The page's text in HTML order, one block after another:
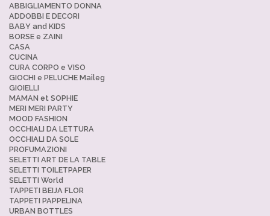
ABBIGLIAMENTO DONNA
ADDOBBI E DECORI
BABY and KIDS
BORSE e ZAINI
CASA
CUCINA
CURA CORPO e VISO
GIOCHI e PELUCHE Maileg
GIOIELLI
MAMAN et SOPHIE
MERI MERI PARTY
MOOD FASHION
OCCHIALI DA LETTURA
OCCHIALI DA SOLE
PROFUMAZIONI
SELETTI ART DE LA TABLE
SELETTI TOILETPAPER
SELETTI World
TAPPETI BEIJA FLOR
TAPPETI PAPPELINA
URBAN BOTTLES